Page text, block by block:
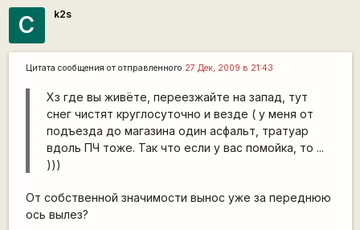
С k2s
Цитата сообщения от отправленного 27 Дек, 2009 в 21:43
Хз где вы живёте, переезжайте на запад, тут
снег чистят круглосуточно и везде ( у меня от
подъезда до магазина один асфальт, тратуар
вдоль ПЧ тоже. Так что если у вас помойка, то ...
)))
От собственной значимости вынос уже за переднюю
ось вылез?